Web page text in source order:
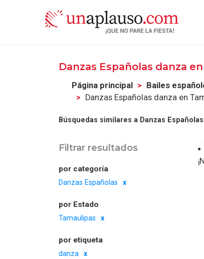
Danzas Españolas danza
Página principal Bailes
Danzas Españolas danza en
Búsquedas similares a Danzas
Filtrar resultados
por categoría
Danzas Españolas
por Estado
Tamaulipas
por etiqueta
danza